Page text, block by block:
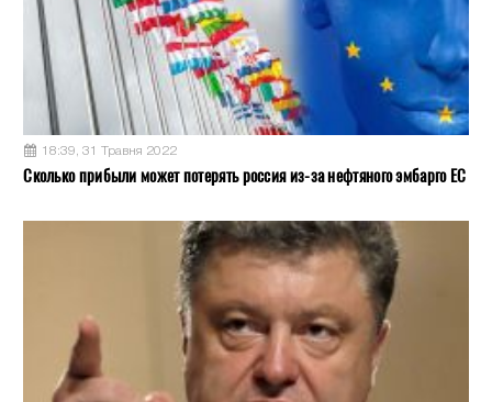
18:39, 31 Травня 2022
Сколько прибыли может потерять россия из-за нефтяного эмбарго ЕС